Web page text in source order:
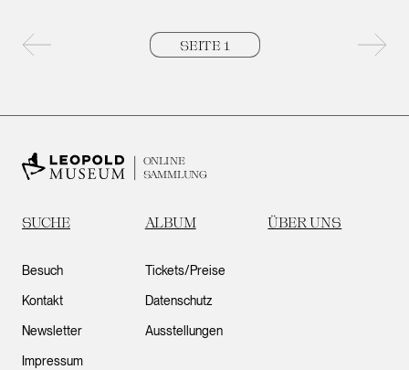
ONLINE
SAMMLUNG
SUCHE ALBUM ÜBER UNS
Besuch
Kontakt
Newsletter
Impressum
Tickets/Preise
Datenschutz
Ausstellungen